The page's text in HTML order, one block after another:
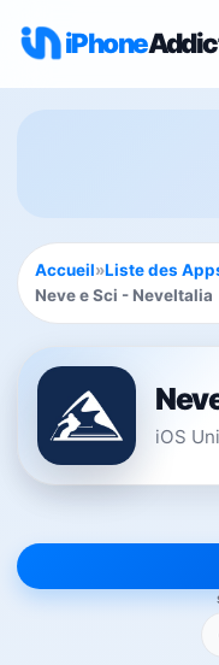
iPhone
Accueil»Liste des
Neve e Sci - NeveItalia
iOS